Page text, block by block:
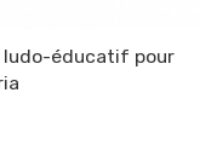
ludo-éducatif pour